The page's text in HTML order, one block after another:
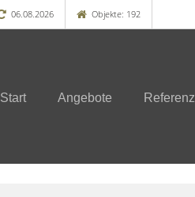
06.08.2026 Objekte: 192
Start Angebote